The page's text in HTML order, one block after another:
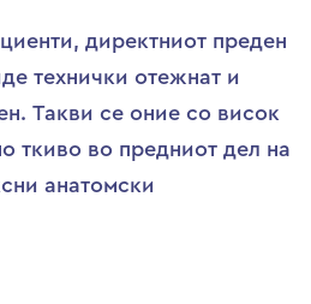
директниот преден
технички отежнат и
Такви се оние со висок
ткиво во предниот дел на
анатомски